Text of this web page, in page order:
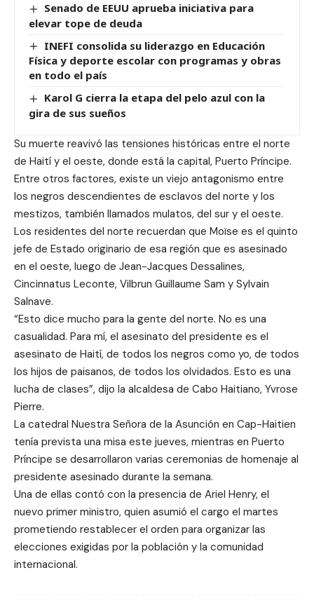
Senado de EEUU aprueba iniciativa para
elevar tope de deuda
INEFI consolida su liderazgo en Educación
Física y deporte escolar con programas y obras
en todo el país
Karol G cierra la etapa del pelo azul con la
gira de sus sueños
Su muerte reavivó las tensiones históricas entre el norte
de Haití y el oeste, donde está la capital, Puerto Príncipe.
Entre otros factores, existe un viejo antagonismo entre
los negros descendientes de esclavos del norte y los
mestizos, también llamados mulatos, del sur y el oeste.
Los residentes del norte recuerdan que Moïse es el quinto
jefe de Estado originario de esa región que es asesinado
en el oeste, luego de Jean-Jacques Dessalines,
Cincinnatus Leconte, Vilbrun Guillaume Sam y Sylvain
Salnave.
“Esto dice mucho para la gente del norte. No es una
casualidad. Para mí, el asesinato del presidente es el
asesinato de Haití, de todos los negros como yo, de todos
los hijos de paisanos, de todos los olvidados. Esto es una
lucha de clases”, dijo la alcaldesa de Cabo Haitiano, Yvrose
Pierre.
La catedral Nuestra Señora de la Asunción en Cap-Haitien
tenía prevista una misa este jueves, mientras en Puerto
Príncipe se desarrollaron varias ceremonias de homenaje al
presidente asesinado durante la semana.
Una de ellas contó con la presencia de Ariel Henry, el
nuevo primer ministro, quien asumió el cargo el martes
prometiendo restablecer el orden para organizar las
elecciones exigidas por la población y la comunidad
internacional.